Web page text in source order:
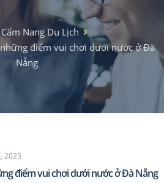
Cẩm Nang Du Lịch
điểm vui chơi dưới nước ở Đà
Nẵng
2025
điểm vui chơi dưới nước ở Đà Nẵng